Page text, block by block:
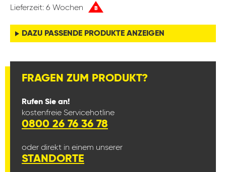
Lieferzeit: 6 Wochen B
DAZU PASSENDE PRODUKTE ANZEIGEN
FRAGEN ZUM PRODUKT?
Rufen Sie an!
kostenfreie Servicehotline
0800 26 76 36 78
oder direkt in einem unserer
STANDORTE